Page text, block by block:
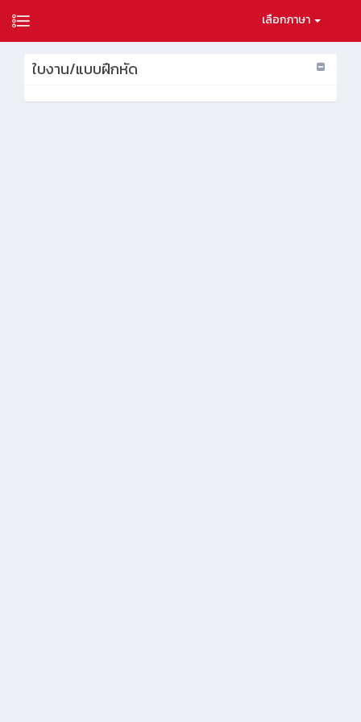
เลือกภาษา
ใบงาน/แบบฝึกหัด